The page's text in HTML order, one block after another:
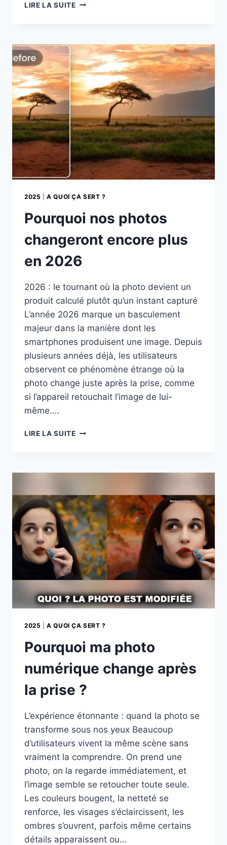
LIRE LA SUITECASQUES
COMPRENDRE
SILENCE
À
L’ÈRE
NUMÉRIQUE
2025 |A QUOI ÇA SERT ?
Pourquoi nos photos
changeront encore plus
en 2026
2026 : le tournant où la photo devient un
produit calculé plutôt qu’un instant capturé
L’année 2026 marque un basculement
majeur dans la manière dont les
smartphones produisent une image. Depuis
plusieurs années déjà, les utilisateurs
observent ce phénomène étrange où la
photo change juste après la prise, comme
si l’appareil retouchait l’image de lui-
même….
LIRE LA SUITEPOURQUOI
ENCORE
EN
2026
2025 |A QUOI ÇA SERT ?
Pourquoi ma photo
numérique change après
la prise ?
L’expérience étonnante : quand la photo se
transforme sous nos yeux Beaucoup
d’utilisateurs vivent la même scène sans
vraiment la comprendre. On prend une
photo, on la regarde immédiatement, et
l’image semble se retoucher toute seule.
Les couleurs bougent, la netteté se
renforce, les visages s’éclaircissent, les
ombres s’ouvrent, parfois même certains
détails apparaissent ou…